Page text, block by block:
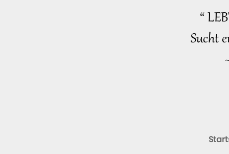
“
Sucht